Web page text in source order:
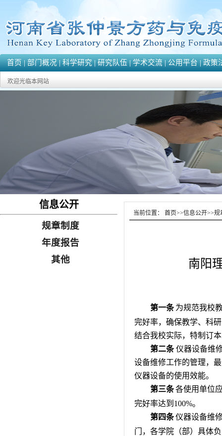
首页|部门概况|科学研究|研究队伍|学术交流|公用平台|政策
欢迎光临本网站
信息公开
规章制度
年度报告
其他
当前位置： 首页>>信息公开>>规
南阳
第一条 为规范我校
完好率，确保教学、科
结合我校实际，特制订
第二条仪器设备维
设备维修工作的管理，
仪器设备的使用效能。
第三条各使用单位
完好率达到100%。
第四条仪器设备维
门，各学院（部）具体